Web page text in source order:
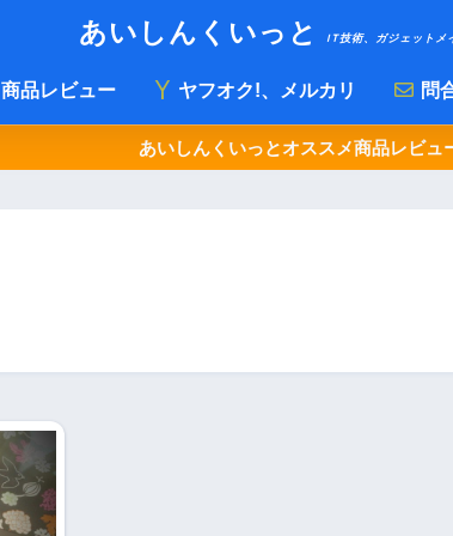
あいしんくいっと IT技術、ガジェットメ
商品レビュー ヤフオク!、メルカリ 問
あいしんくいっとオススメ商品レビュ